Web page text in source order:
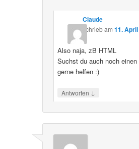
Claude
schriebam 11.
Also naja, zB HTML
Suchst du auch noch
gerne helfen :)
Antworten ↓